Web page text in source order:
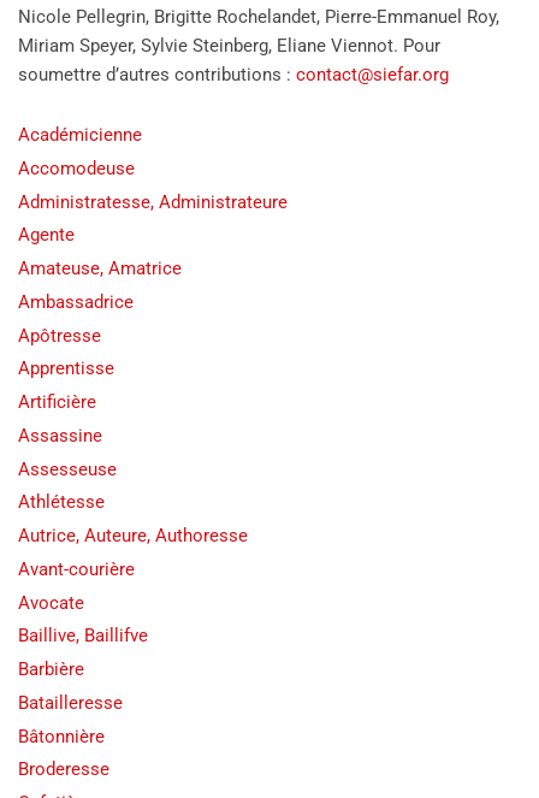
Nicole Pellegrin, Brigitte Rochelandet, Pierre-Emmanuel Roy,
Miriam Speyer, Sylvie Steinberg, Eliane Viennot. Pour
soumettre d’autres contributions : contact@siefar.org
Académicienne
Accomodeuse
Administratesse, Administrateure
Agente
Amateuse, Amatrice
Ambassadrice
Apôtresse
Apprentisse
Artificière
Assassine
Assesseuse
Athlétesse
Autrice, Auteure, Authoresse
Avant-courière
Avocate
Baillive, Baillifve
Barbière
Batailleresse
Bâtonnière
Broderesse